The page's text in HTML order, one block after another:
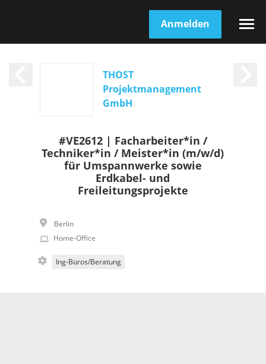
Anmelden
THOST
Projektmanagement
GmbH
#VE2612 | Facharbeiter*in /
Techniker*in / Meister*in (m/w/d)
für Umspannwerke sowie
Erdkabel- und
Freileitungsprojekte
Berlin
Home-Office
Ing-Büros/Beratung